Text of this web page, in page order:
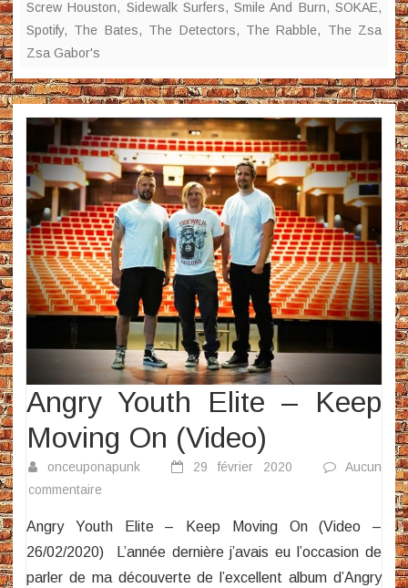
Screw Houston, Sidewalk Surfers,Smile And Burn,SOKAE,
Spotify, The Bates, The Detectors, The Rabble, The Zsa
Zsa Gabor's
Angry Youth Elite – Keep
Moving On (Video)
onceuponapunk 29 février 2020
Aucun
commentaire
Youth
Elite
–
Angry Youth Elite – Keep Moving On (Video –
26/02/2020) L’année dernière j’avais eu l’occasion de
parler de ma découverte de l’excellent album d’Angry